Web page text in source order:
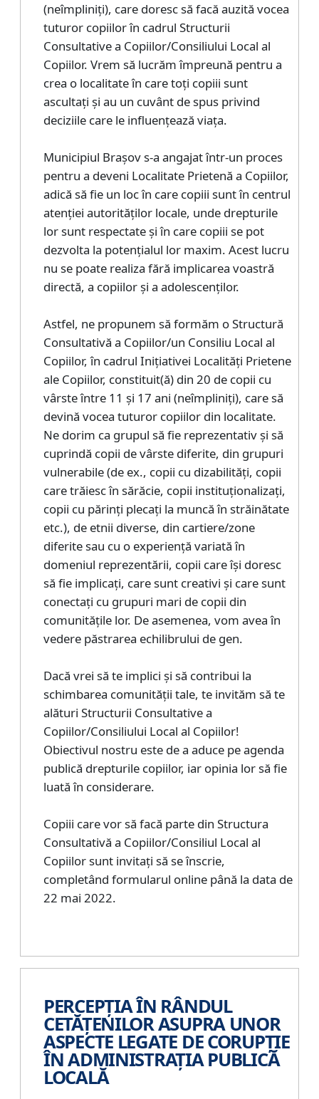
(neîmpliniți), care doresc să facă auzită vocea
tuturor copiilor în cadrul Structurii
Consultative a Copiilor/Consiliului Local al
Copiilor. Vrem să lucrăm împreună pentru a
crea o localitate în care toți copiii sunt
ascultați și au un cuvânt de spus privind
deciziile care le influențează viața.
Municipiul Brașov s-a angajat într-un proces
pentru a deveni Localitate Prietenă a Copiilor,
adică să fie un loc în care copiii sunt în centrul
atenției autorităților locale, unde drepturile
lor sunt respectate și în care copiii se pot
dezvolta la potențialul lor maxim. Acest lucru
nu se poate realiza fără implicarea voastră
directă, a copiilor și a adolescenților.
Astfel, ne propunem să formăm o Structură
Consultativă a Copiilor/un Consiliu Local al
Copiilor, în cadrul Inițiativei Localități Prietene
ale Copiilor, constituit(ă) din 20 de copii cu
vârste între 11 și 17 ani (neîmpliniți), care să
devină vocea tuturor copiilor din localitate.
Ne dorim ca grupul să fie reprezentativ și să
cuprindă copii de vârste diferite, din grupuri
vulnerabile (de ex., copii cu dizabilități, copii
care trăiesc în sărăcie, copii instituționalizați,
copii cu părinți plecați la muncă în străinătate
etc.), de etnii diverse, din cartiere/zone
diferite sau cu o experiență variată în
domeniul reprezentării, copii care își doresc
să fie implicați, care sunt creativi și care sunt
conectați cu grupuri mari de copii din
comunitățile lor. De asemenea, vom avea în
vedere păstrarea echilibrului de gen.
Dacă vrei să te implici și să contribui la
schimbarea comunității tale, te invităm să te
alături Structurii Consultative a
Copiilor/Consiliului Local al Copiilor!
Obiectivul nostru este de a aduce pe agenda
publică drepturile copiilor, iar opinia lor să fie
luată în considerare.
Copiii care vor să facă parte din Structura
Consultativă a Copiilor/Consiliul Local al
Copiilor sunt invitați să se înscrie,
completând formularul online până la data de
22 mai 2022.
PERCEPȚIA ÎN RÂNDUL
CETĂȚENILOR ASUPRA UNOR
ASPECTE LEGATE DE CORUPȚIE
ÎN ADMINISTRAȚIA PUBLICĂ
LOCALĂ